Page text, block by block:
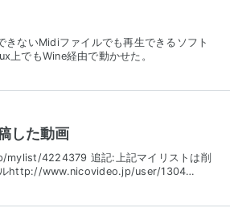
ないMidiファイルでも再生できるソフト
上でもWine経由で動かせた。
した動画
4224379 追記:上記マイリストは削
ルhttp://www.nicovideo.jp/user/1304…